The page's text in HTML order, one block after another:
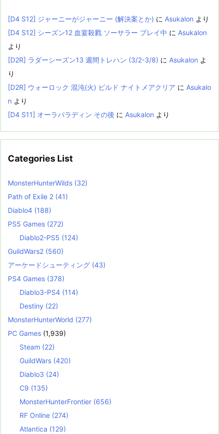
[D4 S12] ジャーニーがジャーニー (解決案とか) に Asukalon より
[D4 S12] シーズン12 血宴殺戮 ソーサラー プレイ中 に Asukalon
より
[D2R] ラダーシーズン13 週間トレハン (3/2-3/8) に Asukalon よ
り
[D2R] ウォーロック 混沌(火) ビルド ナイトメアクリア に Asukalo
n より
[D4 S11] オーラパラディン その後 に Asukalon より
Categories List
MonsterHunterWilds (32)
Path of Exile 2 (41)
Diablo4 (188)
PS5 Games (272)
Diablo2-PS5 (124)
GuildWars2 (560)
アーケードシューティング (43)
PS4 Games (378)
Diablo3-PS4 (114)
Destiny (22)
MonsterHunterWorld (277)
PC Games (1,939)
Steam (22)
GuildWars (420)
Diablo3 (24)
C9 (135)
MonsterHunterFrontier (656)
RF Online (274)
Atlantica (129)